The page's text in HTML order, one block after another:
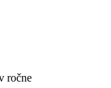
ročne